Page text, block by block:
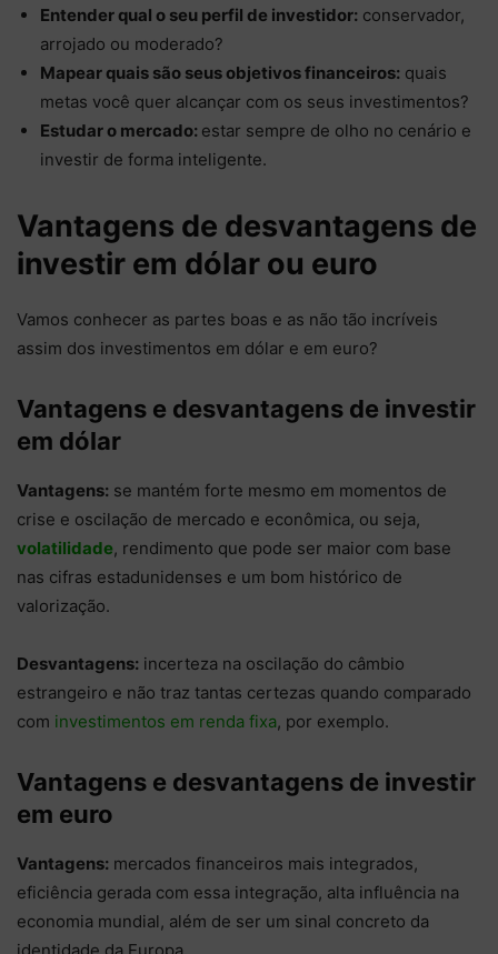
Entender qual o seu perfil de investidor: conservador,
arrojado ou moderado?
Mapear quais são seus objetivos financeiros: quais
metas você quer alcançar com os seus investimentos?
Estudar o mercado: estar sempre de olho no cenário e
investir de forma inteligente.
Vantagens de desvantagens de
investir em dólar ou euro
Vamos conhecer as partes boas e as não tão incríveis
assim dos investimentos em dólar e em euro?
Vantagens e desvantagens de investir
em dólar
Vantagens: se mantém forte mesmo em momentos de
crise e oscilação de mercado e econômica, ou seja,
volatilidade, rendimento que pode ser maior com base
nas cifras estadunidenses e um bom histórico de
valorização.
Desvantagens: incerteza na oscilação do câmbio
estrangeiro e não traz tantas certezas quando comparado
com investimentos em renda fixa, por exemplo.
Vantagens e desvantagens de investir
em euro
Vantagens: mercados financeiros mais integrados,
eficiência gerada com essa integração, alta influência na
economia mundial, além de ser um sinal concreto da